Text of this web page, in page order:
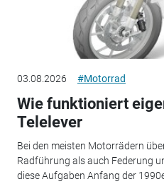
03.08.2026 #Motorrad
Wie funktioniert
Telelever
Bei den meisten Motorrädern
Radführung als auch Federung
diese Aufgaben Anfang der